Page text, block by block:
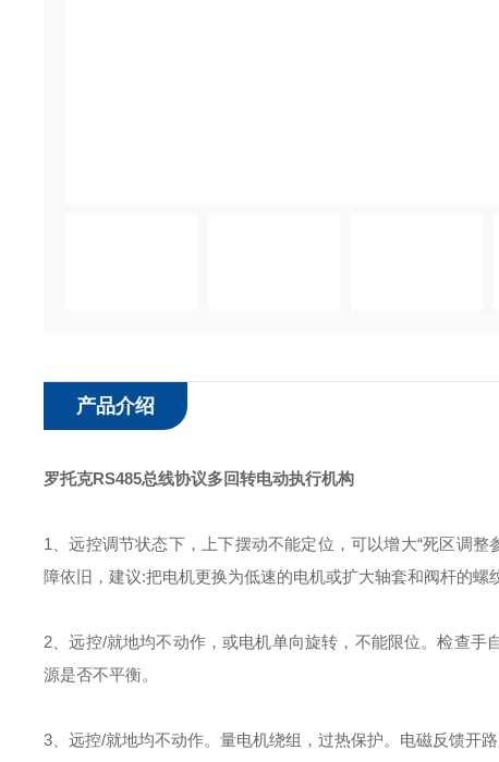
产品介绍
罗托克RS485总线协议多回转电动执行机构
1、远控调节状态下，上下摆动不能定位，可以增大“死区调
障依旧，建议:把电机更换为低速的电机或扩大轴套和阀杆的螺
2、远控/就地均不动作，或电机单向旋转，不能限位。检查
源是否不平衡。
3、远控/就地均不动作。量电机绕组，过热保护。电磁反馈开路